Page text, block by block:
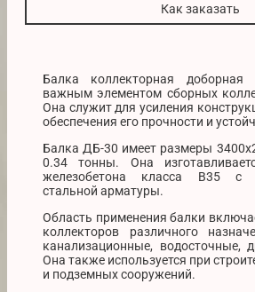
Как заказать
Балка коллекторная доборная
важным элементом сборных
Она служит для усиления
обеспечения его прочности и
Балка ДБ-30 имеет размеры
0.34 тонны. Она
железобетона класса B35 с
стальной арматуры.
Область применения балки
коллекторов различного
канализационные, водосточные,
Она также используется при
и подземных сооружений.